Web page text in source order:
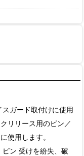
ガード取付けに使用
リリース用のピン／
使用します。
ン 受けを紛失、破